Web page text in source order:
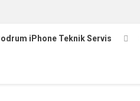
iPhone Teknik Servis